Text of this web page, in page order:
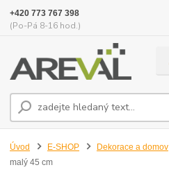
+420 773 767 398
(Po-Pá 8-16 hod.)
Úvod E-SHOP Dekorace a domov
malý 45 cm